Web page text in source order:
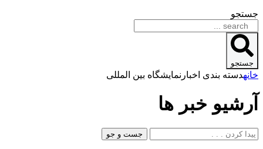
جستجو
جستجو
خانهدسته بندی اخبار نمایشگاه بین المللی
آرشیو خبر ها